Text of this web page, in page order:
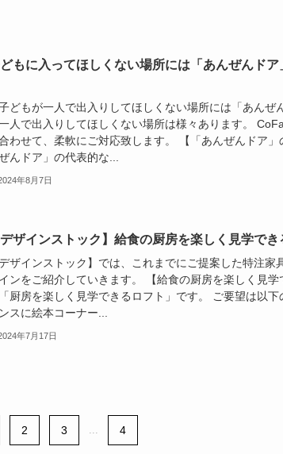
もに入ってほしくない場所には「あんぜんドア
子どもが一人で出入りしてほしくない場所には「あんぜ
人で出入りしてほしくない場所は様々あります。
わせて、柔軟にご対応致します。 【「あんぜんドア
んドア」の代表的な...
年8月7日
デザインストック】給食の厨房を楽しく見学でき
デザインストック】では、これまでにご提案した特注家
ンをご紹介していきます。 【給食の厨房を楽しく見学
厨房を楽しく見学できるロフト」です。 ご要望は以下
スに絵本コーナー...
年7月17日
2 3 4